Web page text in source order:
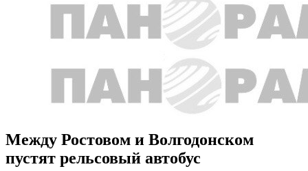
Между Ростовом и Волгодонском
пустят рельсовый автобус